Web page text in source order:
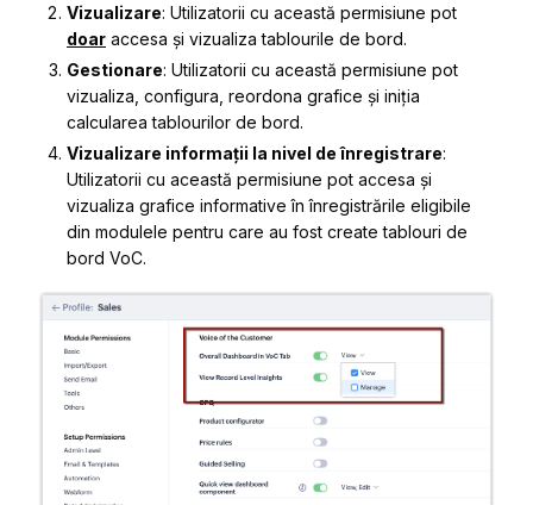
Vizualizare: Utilizatorii cu această permisiune pot
doar accesa și vizualiza tablourile de bord.
Gestionare: Utilizatorii cu această permisiune pot
vizualiza, configura, reordona grafice și iniția
calcularea tablourilor de bord.
Vizualizare informații la nivel de înregistrare:
Utilizatorii cu această permisiune pot accesa și
vizualiza grafice informative în înregistrările eligibile
din modulele pentru care au fost create tablouri de
bord VoC.